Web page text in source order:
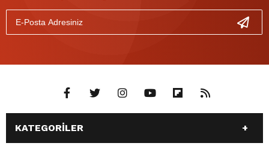
KATEGORİLER